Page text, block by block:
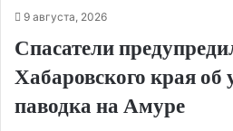
9 августа, 2026
Спасатели
Хабаровского края об
паводка на Амуре